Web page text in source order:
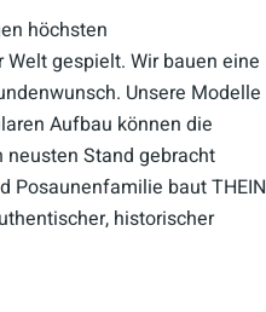
höchsten
gespielt. Wir bauen eine
Unsere Modelle
Aufbau können die
Stand gebracht
Posaunenfamilie baut THEIN
historischer